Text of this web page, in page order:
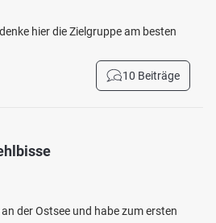
hier die Zielgruppe am besten
10 Beiträge
der Ostsee und habe zum ersten